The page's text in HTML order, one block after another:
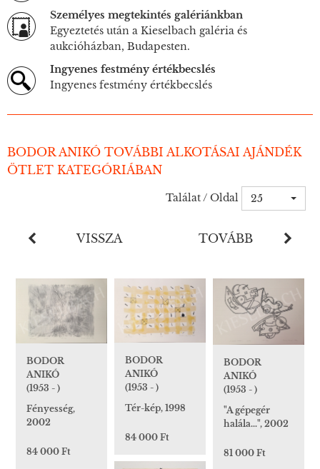
Személyes megtekintés galériánkban
Egyeztetés után a Kieselbach galéria és
aukcióházban, Budapesten.
Ingyenes festmény értékbecslés
Ingyenes festmény értékbecslés
BODOR ANIKÓ TOVÁBBI ALKOTÁSAI AJÁNDÉK
ÖTLET KATEGÓRIÁBAN
Találat / Oldal 25
VISSZA TOVÁBB
BODOR
ANIKÓ
(1953 - )
Fényesség,
2002
84 000 Ft
BODOR
ANIKÓ
(1953 - )
Tér-kép, 1998
84 000 Ft
BODOR
ANIKÓ
(1953 - )
"A gépegér
halála…", 2002
81 000 Ft